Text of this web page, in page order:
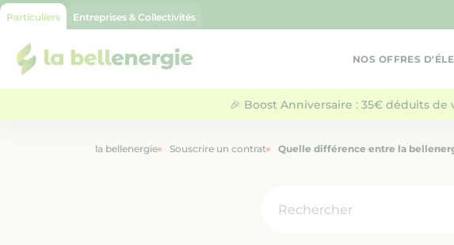
Particuliers Entreprises & Collectivités
la bellenergie
NOS OFFRES
🎉 Boost Anniversaire : 35€ déduits de
la bellenergie Souscrire un contrat Quelle différence entre la